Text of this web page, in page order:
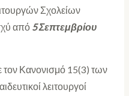
Σχολείων
από 5 Σεπτεμβρίου
τον Κανονισμό 15(3) των
λειτουργοί